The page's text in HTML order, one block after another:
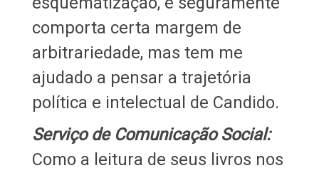
comporta certa margem de
arbitrariedade, mas tem me
ajudado a pensar a trajetória
política e intelectual de Candido.
Serviço de Comunicação Social:
Como a leitura de seus livros nos